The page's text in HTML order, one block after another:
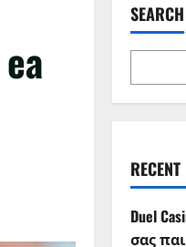
SEARCH
Duel
σας